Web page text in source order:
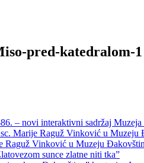
pred-katedralom-1
– novi interaktivni sadržaj
Marije Raguž Vinković u Muzeju
Raguž Vinković u Muzeju
sunce zlatne niti tka”